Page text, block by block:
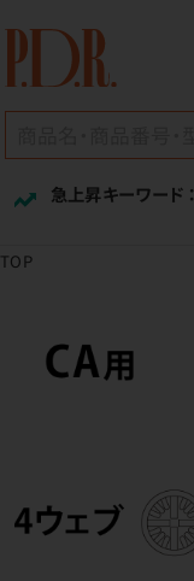
急上昇キーワード ：
TOP